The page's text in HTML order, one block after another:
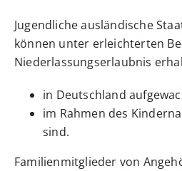
Jugendliche ausländische
können unter erleichterten
Niederlassungserlaubnis
in Deutschland
im Rahmen des
sind.
Familienmitglieder von